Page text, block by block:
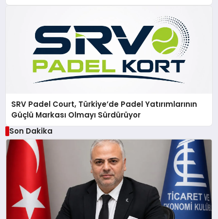
SRV Padel Court, Türkiye’de Padel Yatırımlarının
Güçlü Markası Olmayı Sürdürüyor
Son Dakika